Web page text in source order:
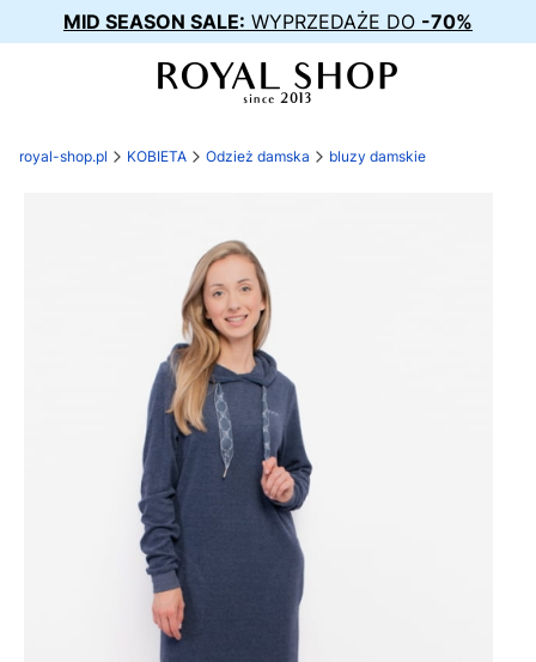
MID SEASON SALE: WYPRZEDAŻE DO -70%
royal-shop.pl KOBIETA Odzież damska bluzy damskie